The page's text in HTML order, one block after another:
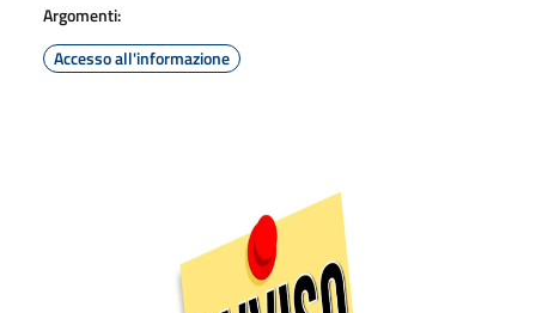
Argomenti:
Accesso all'informazione